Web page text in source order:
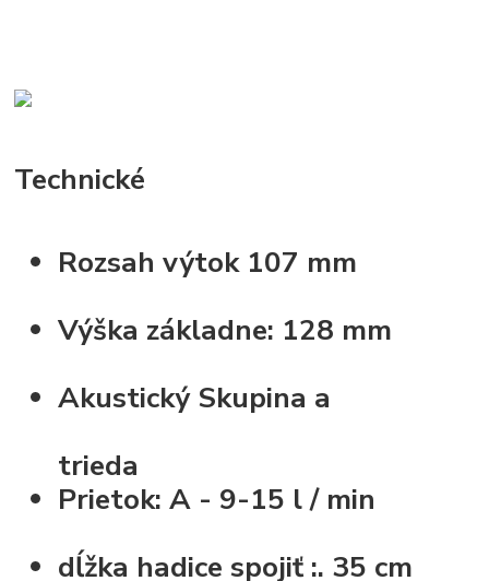
Technické
Rozsah výtok 107 mm
Výška základne: 128 mm
Akustický Skupina a
trieda
Prietok:A - 9-15 l / min
dĺžka hadice spojiť :. 35 cm